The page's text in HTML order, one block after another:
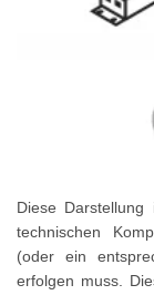
Diese
technischen
(oder ein
erfolgen muss.